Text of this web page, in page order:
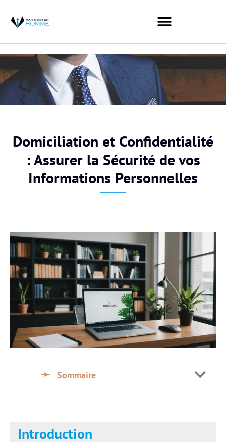
Domiciliation et Confidentialité
: Assurer la Sécurité de vos
Informations Personnelles
Sommaire
Introduction